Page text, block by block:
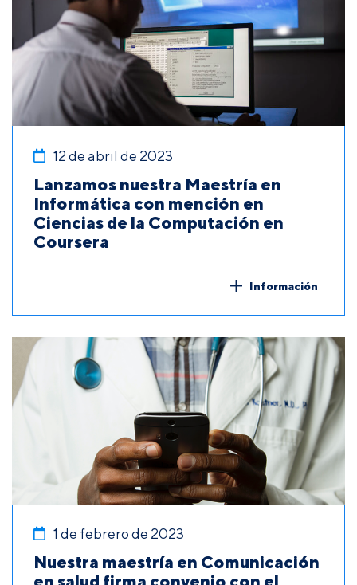
12 de abril de 2023
Lanzamos nuestra Maestría en
Informática con mención en
Ciencias de la Computación en
Coursera
Información
1 de febrero de 2023
Nuestra maestría en Comunicación